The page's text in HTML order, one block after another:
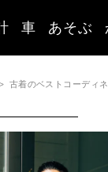
車 あそぶ
古着のベストコーディ